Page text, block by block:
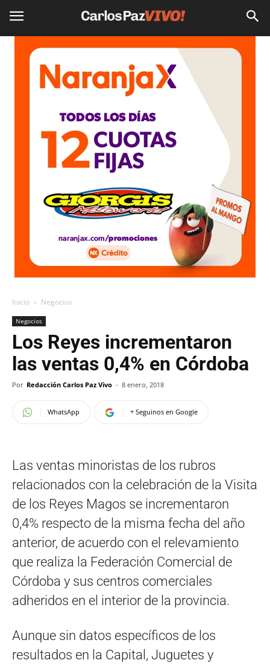
Inicio Negocios
Negocios
Los Reyes incrementaron
las ventas 0,4% en Córdoba
Por Redacción Carlos Paz Vivo - 8 enero, 2018
WhatsApp + Seguinos en Google
Las ventas minoristas de los rubros
relacionados con la celebración de la Visita
de los Reyes Magos se incrementaron
0,4% respecto de la misma fecha del año
anterior, de acuerdo con el relevamiento
que realiza la Federación Comercial de
Córdoba y sus centros comerciales
adheridos en el interior de la provincia.
Aunque sin datos específicos de los
resultados en la Capital, Juguetes y